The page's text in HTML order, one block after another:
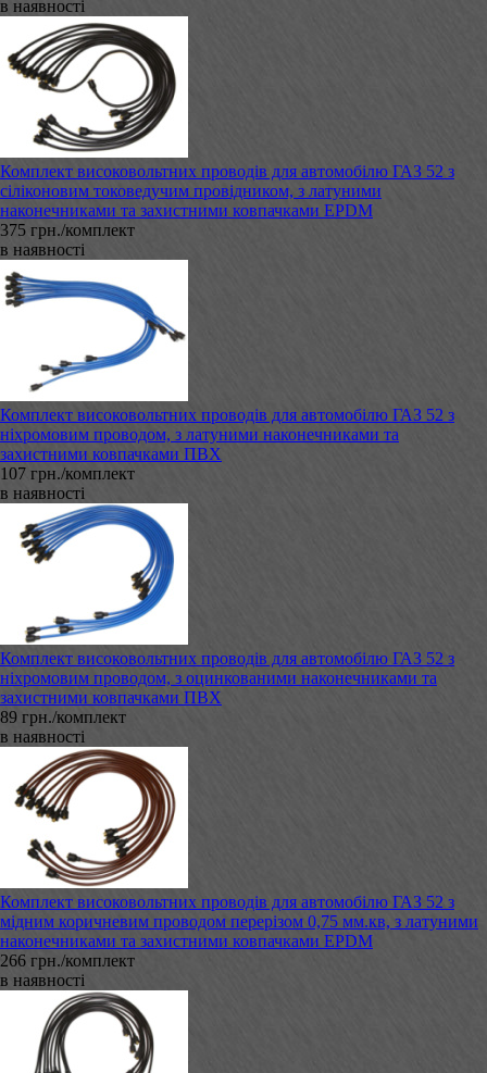
в наявності
Комплект високовольтних проводів для автомобілю ГАЗ 52 з
сіліконовим токоведучим провідником, з латуними
наконечниками та захистними ковпачками EPDM
375 грн./комплект
в наявності
Комплект високовольтних проводів для автомобілю ГАЗ 52 з
ніхромовим проводом, з латуними наконечниками та
захистними ковпачками ПВХ
107 грн./комплект
в наявності
Комплект високовольтних проводів для автомобілю ГАЗ 52 з
ніхромовим проводом, з оцинкованими наконечниками та
захистними ковпачками ПВХ
89 грн./комплект
в наявності
Комплект високовольтних проводів для автомобілю ГАЗ 52 з
мідним коричневим проводом перерізом 0,75 мм.кв, з латуними
наконечниками та захистними ковпачками EPDM
266 грн./комплект
в наявності